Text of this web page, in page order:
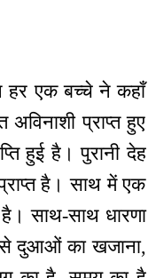
हर एक बच्चे ने कहाँ
प्राप्त हुए
हुई है। पुरानी देह
है। साथ में एक
है। साथ-साथ धारणा
दुआओं का खजाना,